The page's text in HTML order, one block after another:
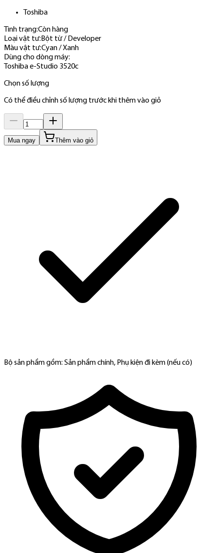
Toshiba
Tình trạng:Còn hàng
Loại vật tư: Bột từ / Developer
Màu vật tư:Cyan / Xanh
Dùng cho dòng máy:
Toshiba e-Studio 3520c
Chọn số lượng
Có thể điều chỉnh số lượng trước khi thêm vào giỏ
Mua ngay Thêm vào giỏ
Bộ sản phẩm gồm: Sản phẩm chính, Phụ kiện đi kèm (nếu có)